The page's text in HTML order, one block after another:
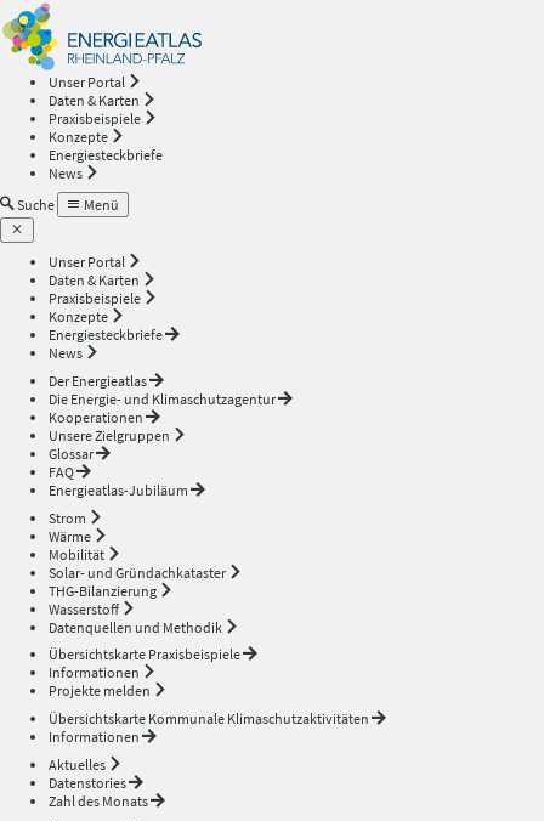
Unser Portal
Daten & Karten
Praxisbeispiele
Konzepte
Energiesteckbriefe
News
Suche
Menü
Unser Portal
Daten & Karten
Praxisbeispiele
Konzepte
Energiesteckbriefe
News
Der Energieatlas
Die Energie- und Klimaschutzagentur
Kooperationen
Unsere Zielgruppen
Glossar
FAQ
Energieatlas-Jubiläum
Strom
Wärme
Mobilität
Solar- und Gründachkataster
THG-Bilanzierung
Wasserstoff
Datenquellen und Methodik
Übersichtskarte Praxisbeispiele
Informationen
Projekte melden
Übersichtskarte Kommunale Klimaschutzaktivitäten
Informationen
Aktuelles
Datenstories
Zahl des Monats